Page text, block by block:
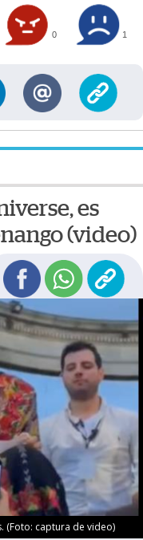
0 1
es
(video)
(Foto: captura de video)